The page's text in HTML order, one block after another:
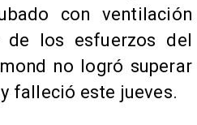
con ventilación
de los esfuerzos del
no logró superar
falleció este jueves.